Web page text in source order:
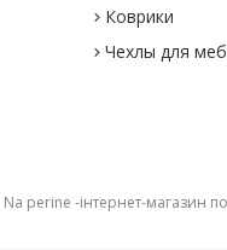
Коврики
Чехлы для